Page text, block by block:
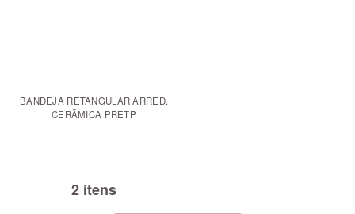
BANDEJA RETANGULAR ARRED.
CERÃMICA PRETP
2 itens